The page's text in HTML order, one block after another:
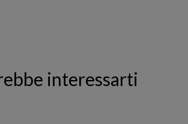
interessarti